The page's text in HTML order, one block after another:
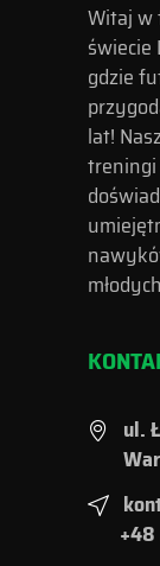
Witaj w
świecie
gdzie
lat!
treningi
ul.